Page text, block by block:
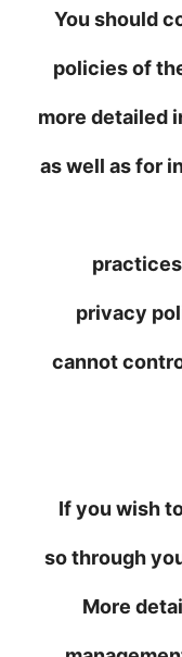
You should
policies of
more detailed
as well as for
privacy
cannot
If you wish
so through
More